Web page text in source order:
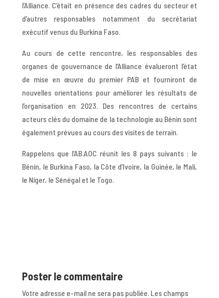
l’Alliance. C’était en présence des cadres du secteur et
d’autres responsables notamment du secrétariat
exécutif venus du Burkina Faso.
Au cours de cette rencontre, les responsables des
organes de gouvernance de l’Alliance évalueront l’état
de mise en œuvre du premier PAB et fourniront de
nouvelles orientations pour améliorer les résultats de
l’organisation en 2023. Des rencontres de certains
acteurs clés du domaine de la technologie au Bénin sont
également prévues au cours des visites de terrain.
Rappelons que l’AB.AOC réunit les 8 pays suivants : le
Bénin, le Burkina Faso, la Côte d’Ivoire, la Guinée, le Mali,
le Niger, le Sénégal et le Togo.
Poster le commentaire
Votre adresse e-mail ne sera pas publiée. Les champs